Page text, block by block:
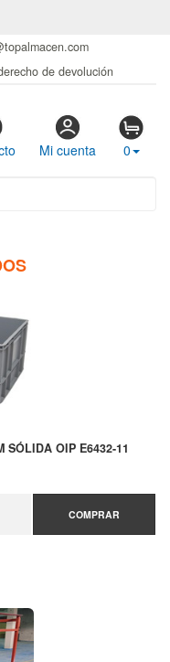
de devolución
Mi cuenta 0
SÓLIDA OIP E6432-11
COMPRAR